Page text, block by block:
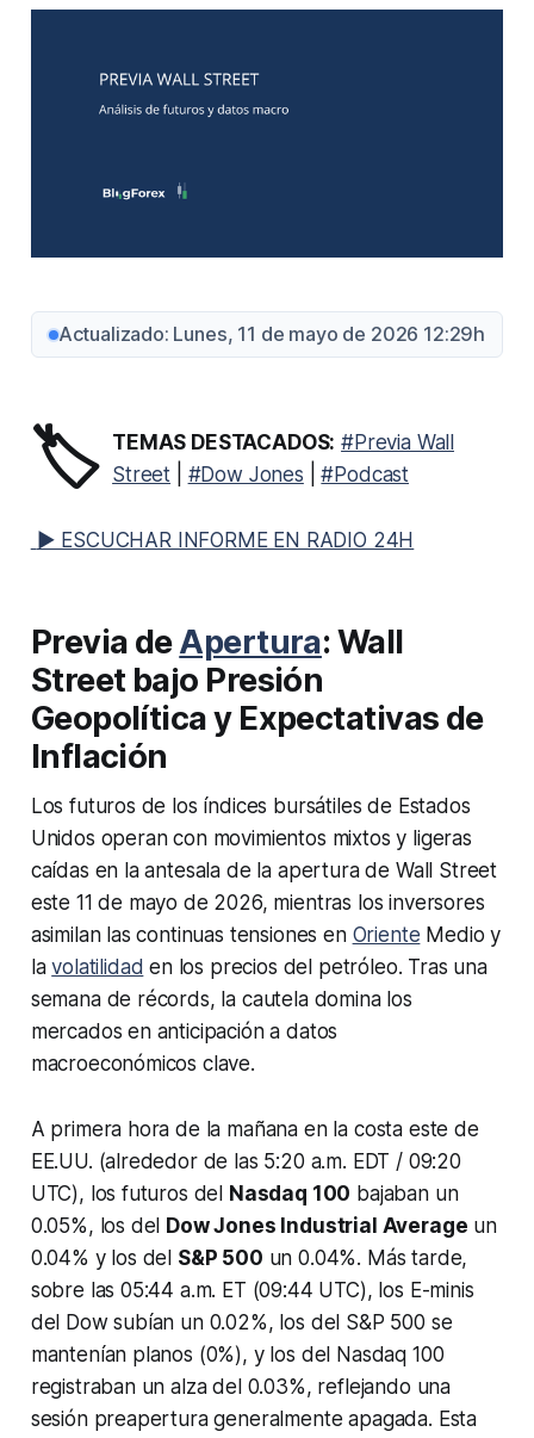
Actualizado: Lunes, 11 de mayo de 2026 12:29h
🏷️ TEMAS DESTACADOS: #Previa Wall
Street
#Dow Jones |#Podcast
▶ ESCUCHAR INFORME EN RADIO 24H
Previa deApertura: Wall
Street bajo Presión
Geopolítica y Expectativas de
Inflación
Los futuros de los índices bursátiles de Estados
Unidos operan con movimientos mixtos y ligeras
caídas en la antesala de la apertura de Wall Street
este 11 de mayo de 2026, mientras los inversores
asimilan las continuas tensiones en Oriente Medio y
lavolatilidad en los precios del petróleo. Tras una
semana de récords, la cautela domina los
mercados en anticipación a datos
macroeconómicos clave.
A primera hora de la mañana en la costa este de
EE.UU. (alrededor de las 5:20 a.m. EDT / 09:20
UTC), los futuros del
Nasdaq 100 bajaban un
0.05%, los del Dow Jones Industrial Average un
0.04% y los del S&P 500 un 0.04%. Más tarde,
sobre las 05:44 a.m. ET (09:44 UTC), los E-minis
del Dow subían un 0.02%, los del S&P 500 se
mantenían planos (0%), y los del Nasdaq 100
registraban un alza del 0.03%, reflejando una
sesión preapertura generalmente apagada. Esta